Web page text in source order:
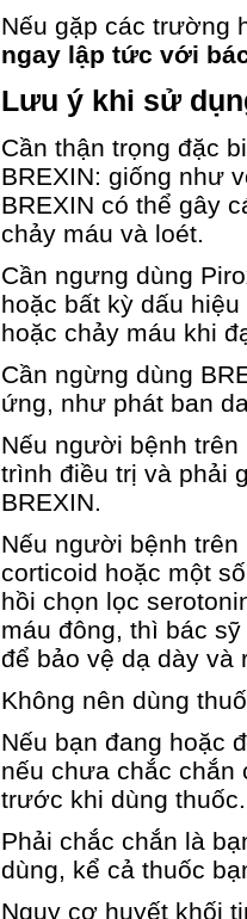
Nếu gặp các trường
ngay lập tức với
Lưu ý khi sử
Cần thận trọng đặc
BREXIN: giống như
BREXIN có thể gây
chảy máu và loét.
Cần ngưng dùng
hoặc bất kỳ dấu
hoặc chảy máu khi
Cần ngừng dùng
ứng, như phát ban
Nếu người bệnh
trình điều trị và phải
BREXIN.
Nếu người bệnh
corticoid hoặc một
hồi chọn lọc
máu đông, thì bác
để bảo vệ dạ dày và
Không nên dùng
Nếu bạn đang hoặc
nếu chưa chắc chắn
trước khi dùng thuốc.
Phải chắc chắn là
dùng, kể cả thuốc
Nguy cơ huyết khối